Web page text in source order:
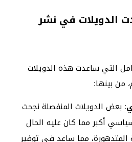
الدويلات في نشر
التي ساعدت هذه الدويلات
من بينها:
: بعض الدويلات المنفصلة نجحت
أكبر مما كان عليه الحال
المتدهورة، مما ساعد في توفير